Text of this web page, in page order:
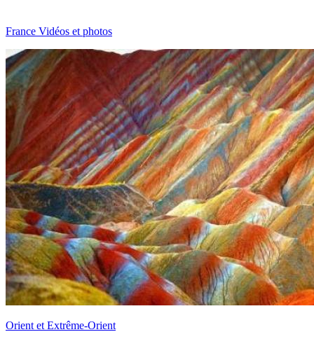
France Vidéos et photos
Orient et Extrême-Orient